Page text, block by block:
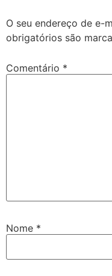
O seu endereço de e-
obrigatórios são
Comentário *
Nome *